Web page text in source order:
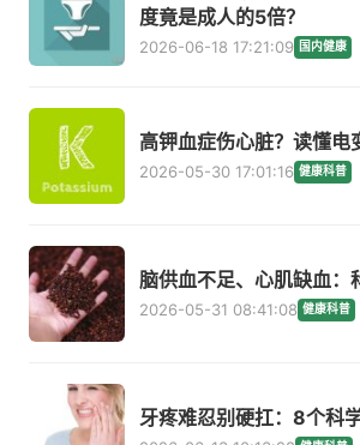
度竟是成人的5倍？
2026-06-18 17:21:09 国内健康
高钾血症伤心脏？读懂电
2026-05-30 17:01:16 健康科普
脑供血不足、心肌缺血：
2026-05-31 08:41:08 健康科普
牙疼难忍别硬扛：8个科